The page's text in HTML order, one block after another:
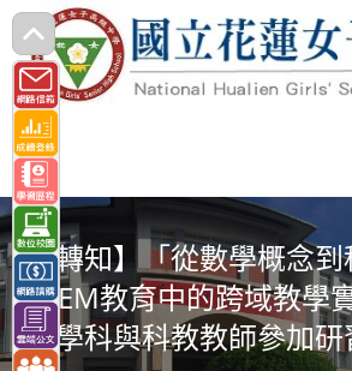
跳
轉
至
主
要
內
容 【轉知】「從數學概念
STEM教育中的跨域教學
數學科與科教教師參加